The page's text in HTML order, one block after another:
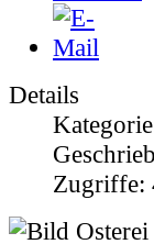
Details
Zugriffe: